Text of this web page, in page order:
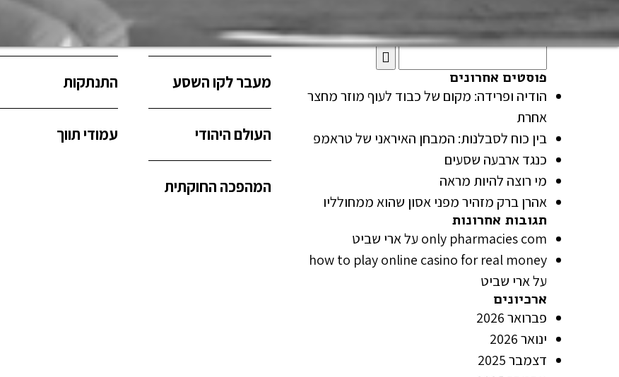
מעוניינים במאמר נוסף?
אנחנו לרשותכם. לחצו כאן.
פוסטים אחרונים
הודיה ופרידה: מקום של כבוד לעוף מוזר מחצר
אחרת
בין כוח לסבלנות: המבחן האיראני של טראמפ
כנגד ארבעה שסעים
מי רוצה להיות מראה
אהרן ברק מזהיר מפני אסון שהוא ממחולליו
תגובות אחרונות
only pharmacies com עלארי שביט
how to play online casino for real money
עלארי שביט
ארכיונים
פברואר 2026
ינואר 2026
דצמבר 2025
ראיונות
מעבר לקו השסע התנתקות
העולם היהודי עמודי תווך
המהפכה החוקתית